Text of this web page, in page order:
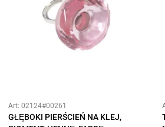
Art: 02124#00261
GŁĘBOKI PIERŚCIEŃ NA KLEJ,